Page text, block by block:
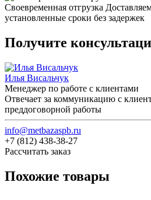
Своевременная отгрузка
установленные сроки без задержек
Получите
Илья Висальчук
Менеджер по работе с клиентами
Отвечает за коммуникацию с
преддоговорной работы
info@metbazaspb.ru
+7 (812) 438-38-27
Рассчитать заказ
Похожие товары